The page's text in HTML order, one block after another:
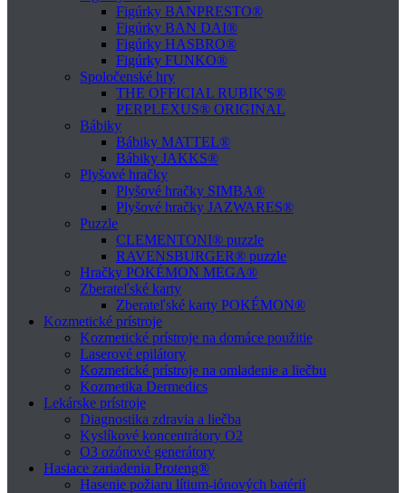
Figúrky BANPRESTO®
Figúrky BAN DAI®
Figúrky HASBRO®
Figúrky FUNKO®
Spoločenské hry
THE OFFICIAL RUBIK'S®
PERPLEXUS® ORIGINAL
Bábiky
Bábiky MATTEL®
Bábiky JAKKS®
Plyšové hračky
Plyšové hračky SIMBA®
Plyšové hračky JAZWARES®
Puzzle
CLEMENTONI® puzzle
RAVENSBURGER® puzzle
Hračky POKÉMON MEGA®
Zberateľské karty
Zberateľské karty POKÉMON®
Kozmetické prístroje
Kozmetické prístroje na domáce použitie
Laserové epilátory
Kozmetické prístroje na omladenie a liečbu
Kozmetika Dermedics
Lekárske prístroje
Diagnostika zdravia a liečba
Kyslíkové koncentrátory O2
O3 ozónové generátory
Hasiace zariadenia Proteng®
Hasenie požiaru lítium-iónových batérií